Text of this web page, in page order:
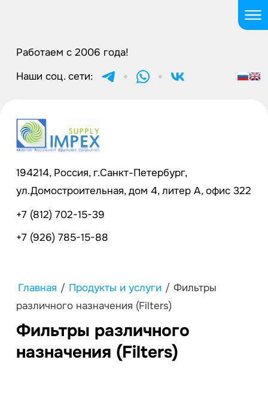
Работаем с 2006 года!
Наши соц. сети:
194214, Россия, г.Санкт-Петербург,
ул.Домостроительная, дом 4, литер А, офис 322
+7 (812) 702-15-39
+7 (926) 785-15-88
Главная / Продукты и услуги / Фильтры
различного назначения (Filters)
Фильтры различного
назначения (Filters)